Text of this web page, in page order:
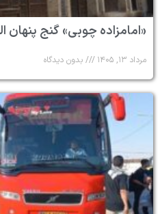
«امامزاده چوبی» گنج پنهان
مرداد ۱۳, ۱۴۰۵ بدون دیدگاه